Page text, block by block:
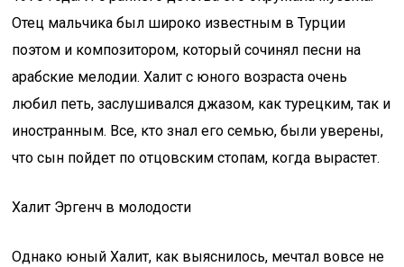
Отец мальчика был широко известным в Турции
поэтом и композитором, который сочинял песни на
арабские мелодии. Халит с юного возраста очень
любил петь, заслушивался джазом, как турецким, так и
иностранным. Все, кто знал его семью, были уверены,
что сын пойдет по отцовским стопам, когда вырастет.
Халит Эргенч в молодости
Однако юный Халит, как выяснилось, мечтал вовсе не